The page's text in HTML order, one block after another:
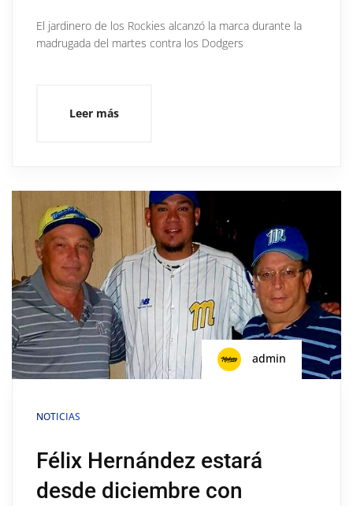
El jardinero de los Rockies alcanzó la marca durante la
madrugada del martes contra los Dodgers
Leer más
admin
NOTICIAS
Félix Hernández estará
desde diciembre con